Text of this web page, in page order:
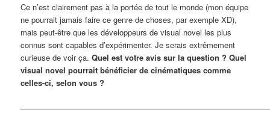
Ce n’est clairement pas à la portée de tout le monde (mon équipe
ne pourrait jamais faire ce genre de choses, par exemple XD),
mais peut-être que les développeurs de visual novel les plus
connus sont capables d’expérimenter. Je serais extrêmement
curieuse de voir ça.Quel est votre avis sur la question ? Quel
visual novel pourrait bénéficier de cinématiques comme
celles-ci, selon vous ?